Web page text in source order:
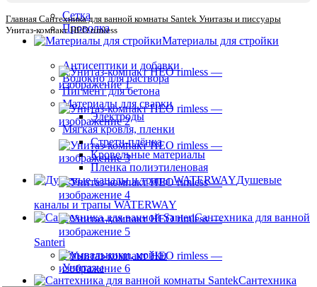
Сетка
Проволка
Материалы для стройки
Антисептики и добавки
Волокно для раствора
Пигмент для бетона
Материалы для сварки
Электроды
Мягкая кровля, пленки
Стретч-плёнка
Кровельные материалы
Пленка полиэтиленовая
Душевые
каналы и трапы WATERWAY
Сантехника для ванной
Santeri
Умывальники, мойки
Унитазы
Сантехника
Главная Сантехника для ванной комнаты Santek Унитазы и писсуары
Унитаз-компакт НЕО rimless